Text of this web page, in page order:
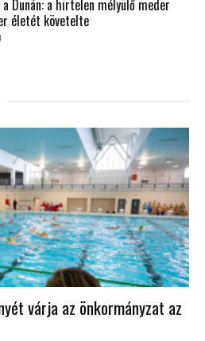
Dunán: a hirtelen mélyülő meder
életét követelte
várja az önkormányzat az